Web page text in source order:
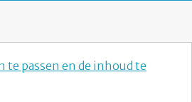
passen en de inhoud te